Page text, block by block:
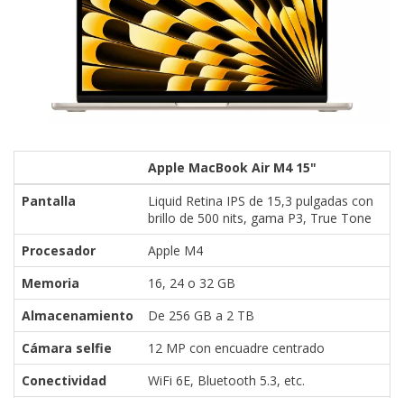
Apple MacBook Air M4 15"
Pantalla
Liquid Retina IPS de 15,3 pulgadas con
brillo de 500 nits, gama P3, True Tone
Procesador
Apple M4
Memoria
16, 24 o 32 GB
Almacenamiento
De 256 GB a 2 TB
Cámara selfie
12 MP con encuadre centrado
Conectividad
WiFi 6E, Bluetooth 5.3, etc.